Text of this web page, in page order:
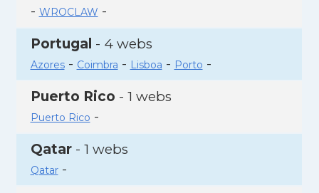
- WROCLAW -
Portugal - 4 webs
Azores- Coimbra - Lisboa - Porto -
Puerto Rico - 1 webs
Puerto Rico -
Qatar- 1 webs
Qatar-